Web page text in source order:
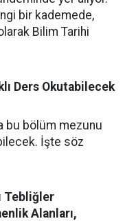
bir kademede,
Bilim Tarihi
Ders Okutabilecek
bu bölüm mezunu
İşte söz
Tebliğler
Alanları,